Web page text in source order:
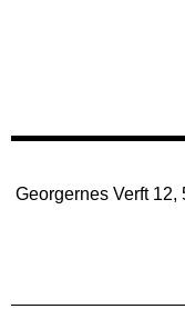
Georgernes Verft 12,